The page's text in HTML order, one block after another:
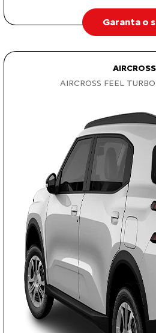
Garanta o
AIRCROSS
AIRCROSS FEEL